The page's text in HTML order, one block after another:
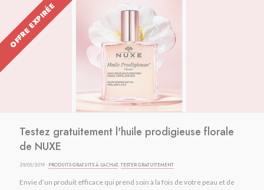
OFFRE EXPIRÉE
Testez gratuitement l'huile prodigieuse florale
de NUXE
29/05/2019 · PRODUITS GRATUITS À L'ACHAT,TESTER GRATUITEMENT
Envie d’un produit efficace qui prend soin à la fois de votre peau et de